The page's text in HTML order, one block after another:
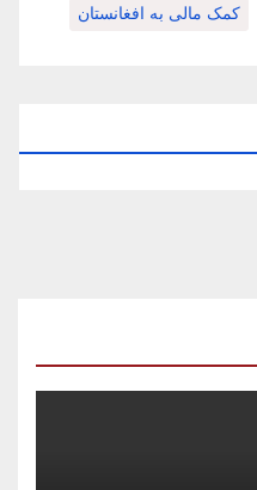
کمک مالی به افغانستان